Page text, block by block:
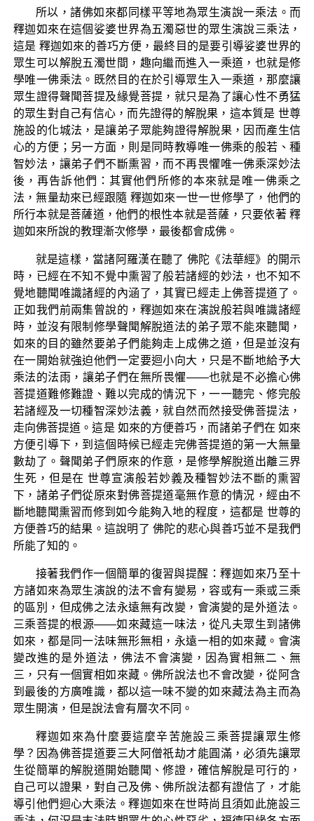
所以，諸佛如來都同樣平等地為眾生演說一乘法。而
釋迦如來在這個娑婆世界為五濁惡世的眾生演說三乘法，
這是 釋迦如來的善巧方便，最終目的是要引導娑婆世界的
眾生可以解脫五濁世間，趣向繼而進入一乘道，也就是修
學唯一佛乘法。既然目的在於引導眾生入一乘道，那麼讓
眾生證得聲聞菩提及緣覺菩提，就只是為了讓心性不勇猛
的眾生對自己有信心，而先證得的解脫果，這本質是 世尊
施設的化城法，是讓弟子眾能夠證得解脫果，因而產生信
心的方便；另一方面，則是同時教導唯一佛乘的般若、種
智妙法，讓弟子們不斷熏習，而不再畏懼唯一佛乘深妙法
後，再告訴他們：其實他們所修的本來就是唯一佛乘之
法，無量劫來已經跟隨 釋迦如來一世一世修學了，他們的
所行本就是菩薩道，他們的根性本就是菩薩，只要依著 釋
迦如來所說的教理漸次修學，最後都會成佛。
就是這樣，當諸阿羅漢在聽了 佛陀《法華經》的開示
時，已經在不知不覺中熏習了般若諸經的妙法，也不知不
覺地聽聞唯識諸經的內涵了，其實已經走上佛菩提道了。
正如我們前兩集曾說的，釋迦如來在演說般若與唯識諸經
時，並沒有限制修學聲聞解脫道法的弟子眾不能來聽聞，
如來的目的雖然要弟子們能夠走上成佛之道，但是並沒有
在一開始就強迫他們一定要迴小向大，只是不斷地給予大
乘法的法雨，讓弟子們在無所畏懼——也就是不必擔心佛
菩提道難修難證、難以完成的情況下，一一聽完、修完般
若諸經及一切種智深妙法義，就自然而然接受佛菩提法，
走向佛菩提道。這是 如來的方便善巧，而諸弟子們在 如來
方便引導下，到這個時候已經走完佛菩提道的第一大無量
數劫了。聲聞弟子們原來的作意，是修學解脫道出離三界
生死，但是在 世尊宣演般若妙義及種智妙法不斷的熏習
下，諸弟子們從原來對佛菩提道毫無作意的情況，經由不
斷地聽聞熏習而修到如今能夠入地的程度，這都是 世尊的
方便善巧的結果。這說明了 佛陀的悲心與善巧並不是我們
所能了知的。
接著我們作一個簡單的復習與提醒：釋迦如來乃至十
方諸如來為眾生演說的法不會有變易，容或有一乘或三乘
的區別，但成佛之法永遠無有改變，會演變的是外道法。
三乘菩提的根源——如來藏這一味法，從凡夫眾生到諸佛
如來，都是同一法味無形無相，永遠一相的如來藏。會演
變改進的是外道法，佛法不會演變，因為實相無二、無
三，只有一個實相如來藏。佛所說法也不會改變，從阿含
到最後的方廣唯識，都以這一味不變的如來藏法為主而為
眾生開演，但是說法會有層次不同。
釋迦如來為什麼要這麼辛苦施設三乘菩提讓眾生修
學？因為佛菩提道要三大阿僧祇劫才能圓滿，必須先讓眾
生從簡單的解脫道開始聽聞、修證，確信解脫是可行的，
自己可以證果，對自己及佛、佛所說法都有證信了，才能
導引他們迴心大乘法。釋迦如來在世時尚且須如此施設三